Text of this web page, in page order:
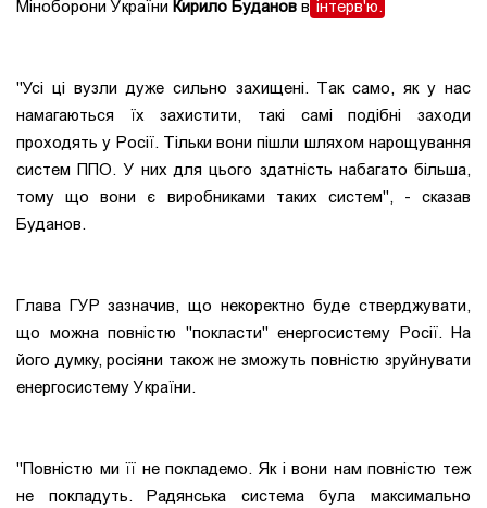
Міноборони України Кирило Буданов в інтерв'ю.
"Усі ці вузли дуже сильно захищені. Так само, як у нас
намагаються їх захистити, такі самі подібні заходи
проходять у Росії. Тільки вони пішли шляхом нарощування
систем ППО. У них для цього здатність набагато більша,
тому що вони є виробниками таких систем", - сказав
Буданов.
Глава ГУР зазначив, що некоректно буде стверджувати,
що можна повністю "покласти" енергосистему Росії. На
його думку, росіяни також не зможуть повністю зруйнувати
енергосистему України.
"Повністю ми її не покладемо. Як і вони нам повністю теж
не покладуть. Радянська система була максимально